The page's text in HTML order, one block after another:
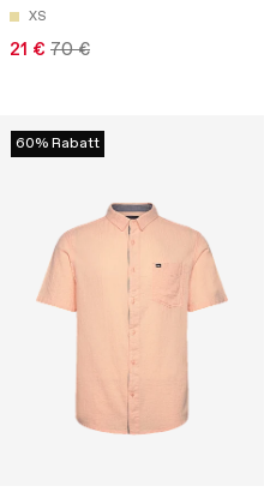
XS
21 € 70 €
60% Rabatt